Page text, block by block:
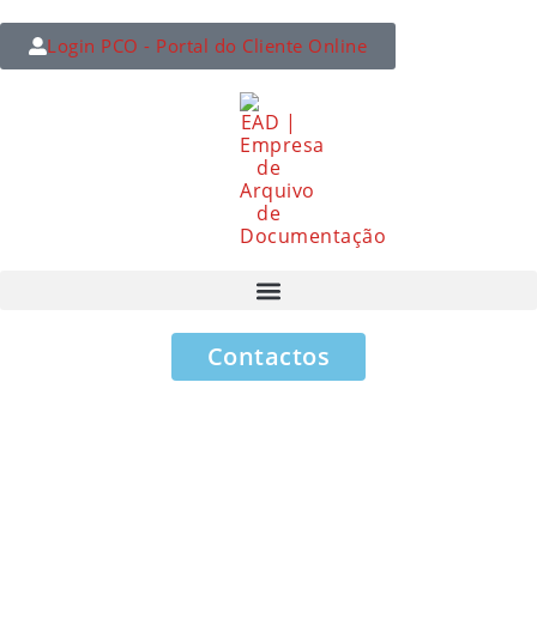
Login PCO - Portal do Cliente Online
Contactos